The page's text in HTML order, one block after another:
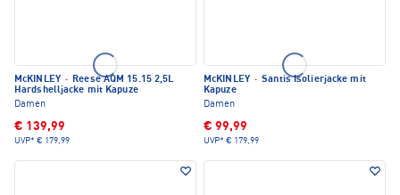
McKINLEY · Reese AQM 15.15 2,5L
Hardshelljacke mit Kapuze
Damen
€ 139,99
UVP* € 179,99
McKINLEY · Santis Isolierjacke mit
Kapuze
Damen
€ 99,99
UVP* € 179,99